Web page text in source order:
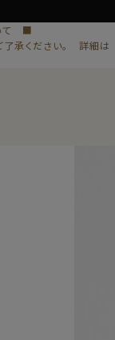
て ■
了承ください。 詳細は